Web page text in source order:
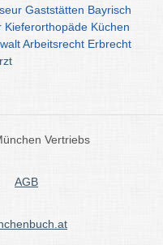
Gaststätten Bayrisch
Kieferorthopäde Küchen
Arbeitsrecht Erbrecht
Vertriebs
AGB